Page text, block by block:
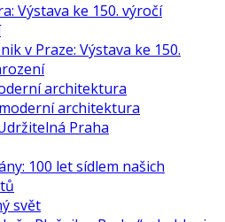
Výstava ke 150. výročí
v Praze: Výstava ke 150.
architektura
architektura
Praha
100 let sídlem našich
svět